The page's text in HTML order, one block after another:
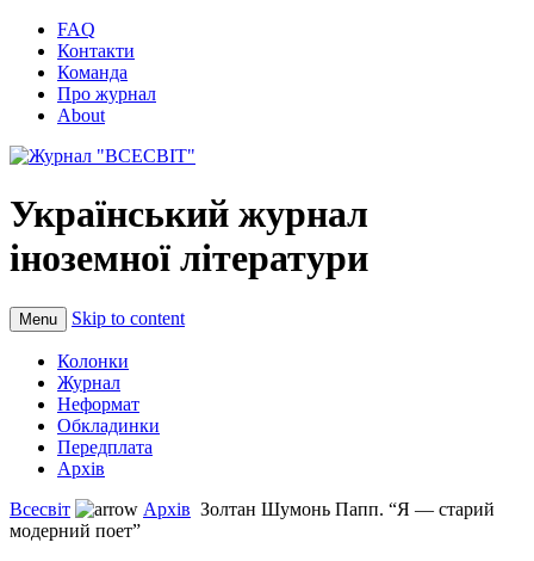
FAQ
Контакти
Команда
Про журнал
About
Український журнал
іноземної літератури
Menu Skip to content
Колонки
Журнал
Неформат
Обкладинки
Передплата
Архів
Всесвіт
Архів Золтан Шумонь Папп. “Я — старий
модерний поет”